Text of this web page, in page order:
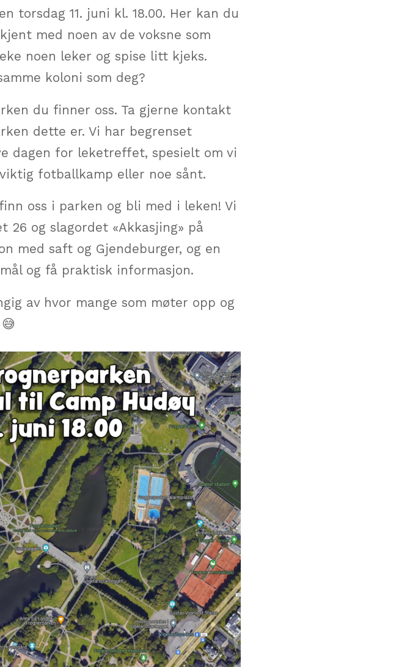
11. juni kl. 18.00. Her kan du
med noen av de voksne som
noen leker og spise litt kjeks.
koloni som deg?
du finner oss. Ta gjerne kontakt
dette er. Vi har begrenset
dagen for leketreffet, spesielt om vi
fotballkamp eller noe sånt.
oss i parken og bli med i leken! Vi
26 og slagordet «Akkasjing» på
med saft og Gjendeburger, og en
og få praktisk informasjon.
av hvor mange som møter opp og